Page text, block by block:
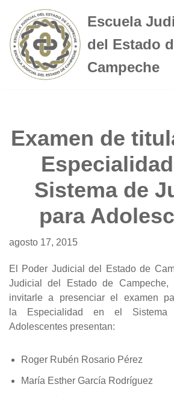
Saltar
al
contenido
Escuela
del Estado
Campeche
Examen de
Sistema de
para
agosto 17, 2015
El Poder Judicial del Estado de
Judicial del Estado de
invitarle a presenciar el examen
la Especialidad en el
Adolescentes presentan:
Roger Rubén Rosario Pérez
María Esther García Rodríguez